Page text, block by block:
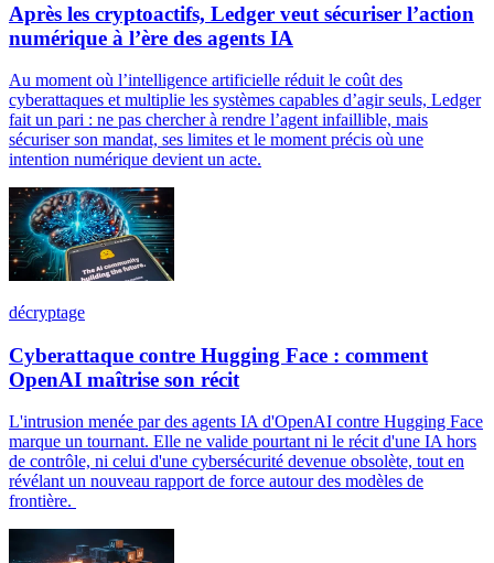
Après les cryptoactifs, Ledger veut sécuriser l’action
numérique à l’ère des agents IA
Au moment où l’intelligence artificielle réduit le coût des
cyberattaques et multiplie les systèmes capables d’agir seuls, Ledger
fait un pari : ne pas chercher à rendre l’agent infaillible, mais
sécuriser son mandat, ses limites et le moment précis où une
intention numérique devient un acte.
décryptage
Cyberattaque contre Hugging Face : comment
OpenAI maîtrise son récit
L'intrusion menée par des agents IA d'OpenAI contre Hugging Face
marque un tournant. Elle ne valide pourtant ni le récit d'une IA hors
de contrôle, ni celui d'une cybersécurité devenue obsolète, tout en
révélant un nouveau rapport de force autour des modèles de
frontière.